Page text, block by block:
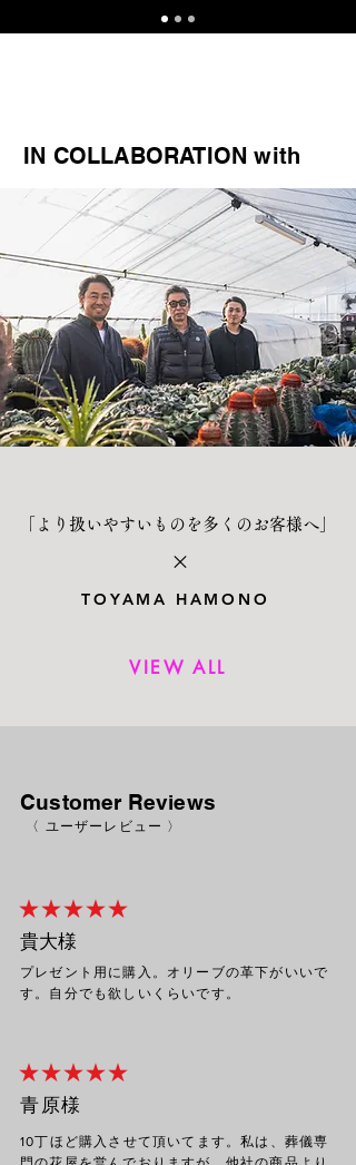
IN COLLABORATION with
「より扱いやすいものを多くのお客様へ」
×
TOYAMA HAMONO
VIEW ALL
Customer Reviews
〈 ユーザーレビュー 〉
★ ★ ★ ★ ★
貴大様
プレゼント用に購入。オリーブの革下がいいで
す。自分でも欲しいくらいです。
★ ★ ★ ★ ★
青原様
10丁ほど購入させて頂いてます。私は、葬儀専